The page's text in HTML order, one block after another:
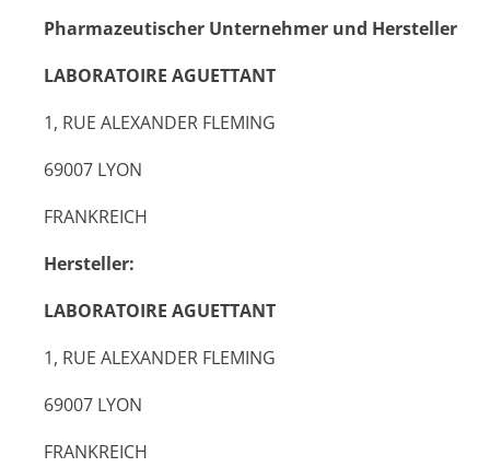
Pharmazeutischer Unternehmer und Hersteller
LABORATOIRE AGUETTANT
1, RUE ALEXANDER FLEMING
69007 LYON
FRANKREICH
Hersteller:
LABORATOIRE AGUETTANT
1, RUE ALEXANDER FLEMING
69007 LYON
FRANKREICH